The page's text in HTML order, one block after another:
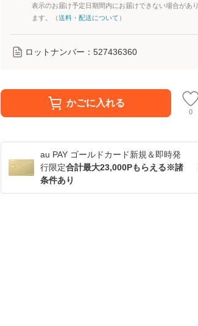
表示のお届け予定日期間内にお届けできない場合があり
ます。（送料・配送について ）
ロットナンバー： 527436360
かごに入れる
0
au PAY ゴールドカード新規＆即時発
行限定合計最大23,000Pもらえる※諸
条件あり